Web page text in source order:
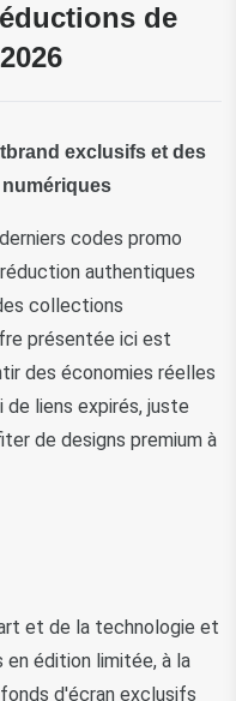
de
exclusifs et des
codes promo
authentiques
collections
présentée ici est
des économies réelles
liens expirés, juste
de designs premium à
et de la technologie et
en édition limitée, à la
d'écran exclusifs